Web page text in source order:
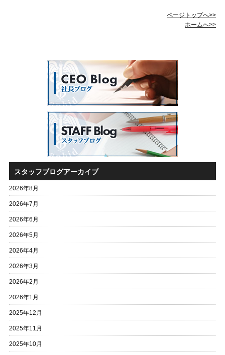
ページトップへ>>
ホームへ>>
スタッフブログアーカイブ
2026年8月
2026年7月
2026年6月
2026年5月
2026年4月
2026年3月
2026年2月
2026年1月
2025年12月
2025年11月
2025年10月